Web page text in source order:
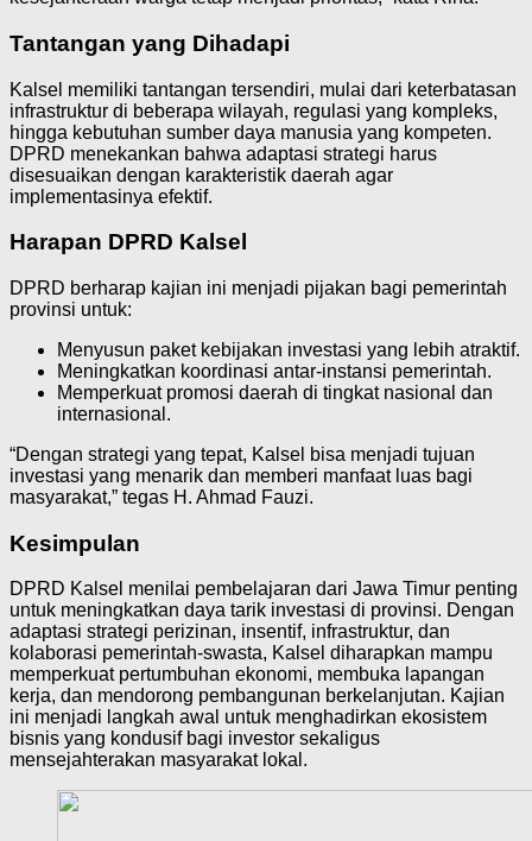
Tantangan yang Dihadapi
Kalsel memiliki tantangan tersendiri, mulai dari keterbatasan
infrastruktur di beberapa wilayah, regulasi yang kompleks,
hingga kebutuhan sumber daya manusia yang kompeten.
DPRD menekankan bahwa adaptasi strategi harus
disesuaikan dengan karakteristik daerah agar
implementasinya efektif.
Harapan DPRD Kalsel
DPRD berharap kajian ini menjadi pijakan bagi pemerintah
provinsi untuk:
Menyusun paket kebijakan investasi yang lebih atraktif.
Meningkatkan koordinasi antar-instansi pemerintah.
Memperkuat promosi daerah di tingkat nasional dan
internasional.
“Dengan strategi yang tepat, Kalsel bisa menjadi tujuan
investasi yang menarik dan memberi manfaat luas bagi
masyarakat,” tegas H. Ahmad Fauzi.
Kesimpulan
DPRD Kalsel menilai pembelajaran dari Jawa Timur penting
untuk meningkatkan daya tarik investasi di provinsi. Dengan
adaptasi strategi perizinan, insentif, infrastruktur, dan
kolaborasi pemerintah-swasta, Kalsel diharapkan mampu
memperkuat pertumbuhan ekonomi, membuka lapangan
kerja, dan mendorong pembangunan berkelanjutan. Kajian
ini menjadi langkah awal untuk menghadirkan ekosistem
bisnis yang kondusif bagi investor sekaligus
mensejahterakan masyarakat lokal.